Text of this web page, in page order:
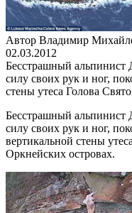
Автор Владимир
02.03.2012
Бесстрашный альпинист
силу своих рук и ног,
стены утеса Голова
Бесстрашный альпинист
силу своих рук и ног,
вертикальной стены
Оркнейских островах.